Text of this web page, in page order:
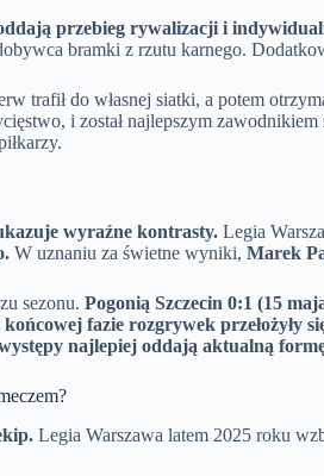
przebieg rywalizacji i
bramki z rzutu karnego.
trafił do własnej siatki, a potem
i został najlepszym zawodnikiem
wyraźne kontrasty. Legia
W uznaniu za świetne wyniki, Marek
sezonu. Pogonią Szczecin 0:1 (15
fazie rozgrywek przełożyły
najlepiej oddają aktualną
Legia Warszawa latem 2025 roku